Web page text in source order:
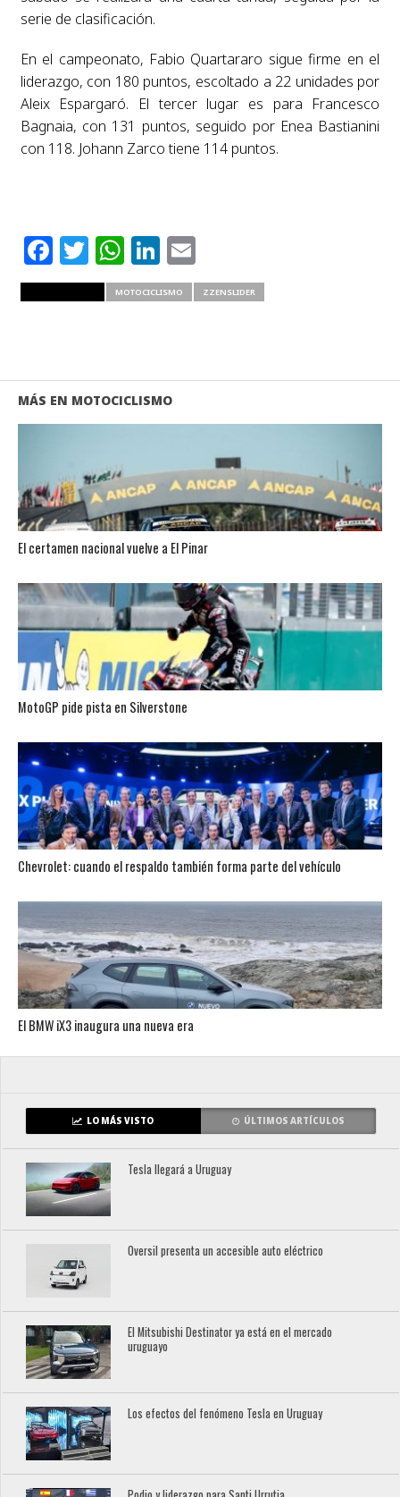
serie de clasificación.
En el campeonato, Fabio Quartararo sigue firme en el
liderazgo, con 180 puntos, escoltado a 22 unidades por
Aleix Espargaró. El tercer lugar es para Francesco
Bagnaia, con 131 puntos, seguido por Enea Bastianini
con 118. Johann Zarco tiene 114 puntos.
Facebook
Twitter
WhatsApp
LinkedIn
Email
MOTOCICLISMO ZZENSLIDER
MÁS EN MOTOCICLISMO
El certamen nacional vuelve a El Pinar
MotoGP pide pista en Silverstone
Chevrolet: cuando el respaldo también forma parte del vehículo
El BMW iX3 inaugura una nueva era
LO MÁS VISTO ÚLTIMOS ARTÍCULOS
Tesla llegará a Uruguay
Oversil presenta un accesible auto eléctrico
El Mitsubishi Destinator ya está en el mercado
uruguayo
Los efectos del fenómeno Tesla en Uruguay